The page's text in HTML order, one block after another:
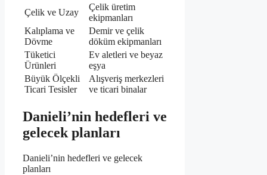
Çelik ve Uzay
Çelik üretim
ekipmanları
Kalıplama ve
Dövme
Demir ve çelik
döküm ekipmanları
Tüketici
Ürünleri
Ev aletleri ve beyaz
eşya
Büyük Ölçekli
Ticari Tesisler
Alışveriş merkezleri
ve ticari binalar
Danieli’nin hedefleri ve
gelecek planları
Danieli’nin hedefleri ve gelecek
planları